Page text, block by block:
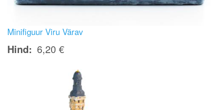
Minifiguur Viru Värav
Hind 6,20 €